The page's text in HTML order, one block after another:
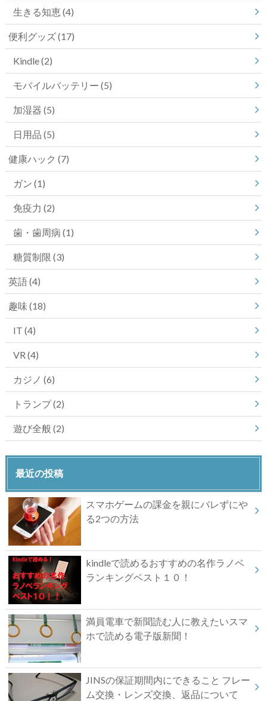
生きる知恵(4)
便利グッズ(17)
Kindle(2)
モバイルバッテリー (5)
加湿器 (5)
日用品 (5)
健康ハック (7)
ガン (1)
免疫力 (2)
歯・歯周病 (1)
糖質制限 (3)
英語(4)
趣味 (18)
IT (4)
VR (4)
カジノ (6)
トランプ(2)
遊び全般(2)
最近の投稿
スマホゲームの課金を親にバレずにや
る2つの方法
kindleで読めるおすすめの名作ラノベ
ランキングベスト１０！
満員電車で新聞読む人に教えたいスマ
ホで読める電子版新聞！
JINSの保証期間内にできること フレー
ム交換・レンズ交換、返品について